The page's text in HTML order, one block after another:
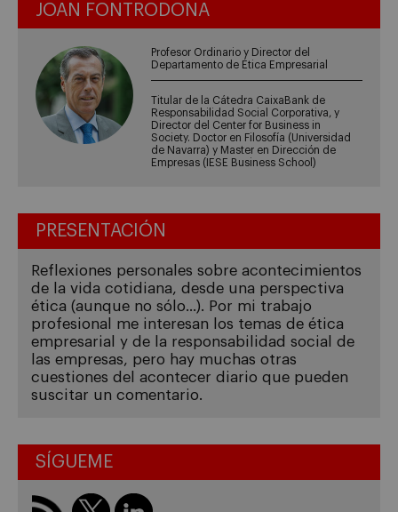
JOAN FONTRODONA
Profesor Ordinario y Director del
Departamento de Ética Empresarial
Titular de la Cátedra CaixaBank de
Responsabilidad Social Corporativa, y
Director del Center for Business in
Society. Doctor en Filosofía (Universidad
de Navarra) y Master en Dirección de
Empresas (IESE Business School)
PRESENTACIÓN
Reflexiones personales sobre acontecimientos
de la vida cotidiana, desde una perspectiva
ética (aunque no sólo...). Por mi trabajo
profesional me interesan los temas de ética
empresarial y de la responsabilidad social de
las empresas, pero hay muchas otras
cuestiones del acontecer diario que pueden
suscitar un comentario.
SÍGUEME